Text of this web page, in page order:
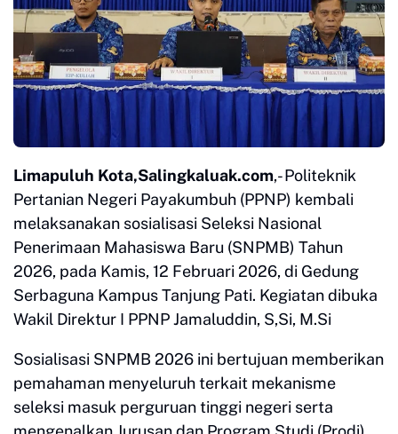
Limapuluh Kota,Salingkaluak.com,- Politeknik
Pertanian Negeri Payakumbuh (PPNP) kembali
melaksanakan sosialisasi Seleksi Nasional
Penerimaan Mahasiswa Baru (SNPMB) Tahun
2026, pada Kamis, 12 Februari 2026, di Gedung
Serbaguna Kampus Tanjung Pati. Kegiatan dibuka
Wakil Direktur I PPNP Jamaluddin, S,Si, M.Si
Sosialisasi SNPMB 2026 ini bertujuan memberikan
pemahaman menyeluruh terkait mekanisme
seleksi masuk perguruan tinggi negeri serta